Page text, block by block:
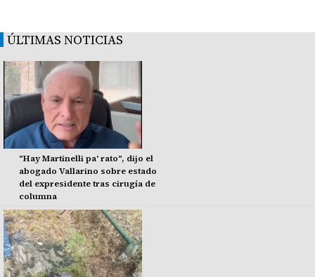
ÚLTIMAS NOTICIAS
"Hay Martinelli pa' rato", dijo el
abogado Vallarino sobre estado
del expresidente tras cirugía de
columna